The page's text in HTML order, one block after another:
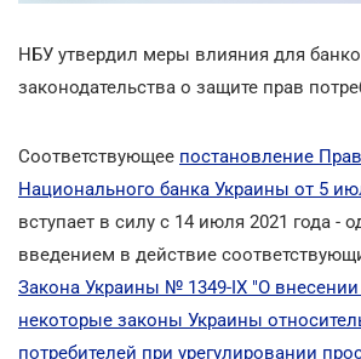
НБУ утвердил меры влияния для
законодательства о защите прав
Соответствующее постановление
Национального банка Украины от 5
вступает в силу с 14 июля 2021 года -
введением в действие
Закона Украины № 1349-ІХ "О
некоторые законы Украины
потребителей при урегулировании